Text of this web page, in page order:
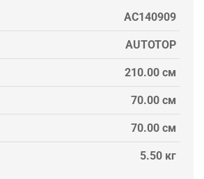
AC140909
AUTOTOP
210.00 см
70.00 см
70.00 см
5.50 кг